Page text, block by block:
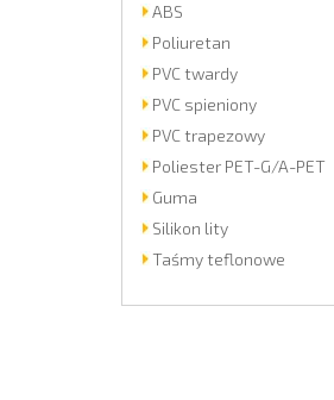
ABS
Poliuretan
PVC twardy
PVC spieniony
PVC trapezowy
Poliester PET-G/A-PET
Guma
Silikon lity
Taśmy teflonowe